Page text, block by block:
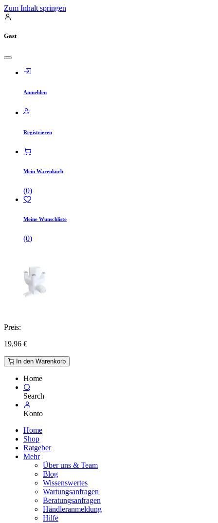
Zum Inhalt springen
Gast
Anmelden
Registrieren
Mein Warenkorb
(0)
Meine Wunschliste
(0)
Preis:
19,96 €
In den Warenkorb
Home
Search
Konto
Home
Shop
Ratgeber
Mehr
Über uns & Team
Blog
Wissenswertes
Wartungsanfragen
Beratungsanfragen
Händleranmeldung
Hilfe